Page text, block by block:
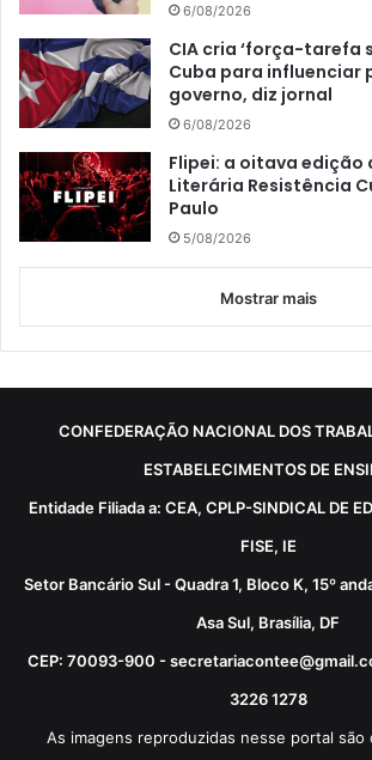
6/08/2026
CIA cria ‘força-tarefa
Cuba para influenciar
governo, diz jornal
6/08/2026
Flipei: a oitava edição
Literária Resistência
Paulo
5/08/2026
Mostrar mais
CONFEDERAÇÃO NACIONAL DOS
ESTABELECIMENTOS DE
Entidade Filiada a: CEA, CPLP-SINDICAL DE
FISE, IE
Setor Bancário Sul - Quadra 1, Bloco K, 15º
Asa Sul, Brasília, DF
CEP: 70093-900 -
3226 1278
As imagens reproduzidas nesse portal são